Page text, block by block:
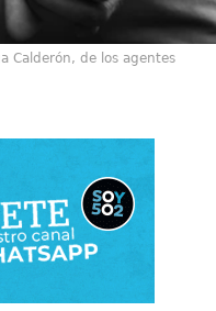
Calderón, de los agentes